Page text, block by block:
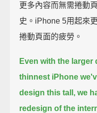
更多內容而無需捲動
史。iPhone 5用起來
捲動頁面的疲勞。
Even with the larger
thinnest iPhone
design this tall, we
redesign of the